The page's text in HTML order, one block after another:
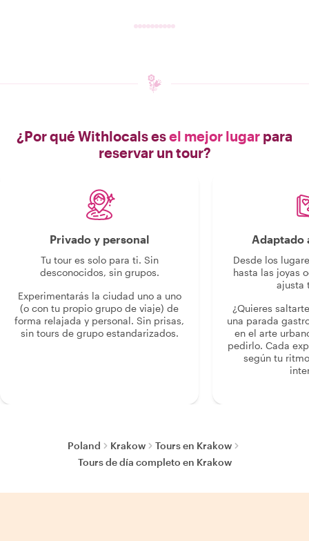
¿Por qué Withlocals esel mejor lugar para
reservar un tour?
Privado y personal
Tu tour es solo para ti. Sin
desconocidos, sin grupos.
Experimentarás la ciudad uno a uno
(o con tu propio grupo de viaje) de
forma relajada y personal. Sin prisas,
sin tours de grupo estandarizados.
Adaptado
Desde los
hasta las joyas
ajusta
¿Quieres
una parada
en el arte
pedirlo. Cada
según tu
Poland Krakow
Tours en Krakow
Tours de día completo en Krakow